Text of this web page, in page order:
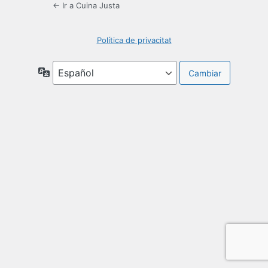
← Ir a Cuina Justa
Política de privacitat
Idioma